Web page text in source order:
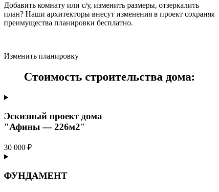
Добавить комнату или с/у, изменить размеры, отзеркалить
план? Наши архитекторы внесут изменения в проект сохраняя
преимущества планировки бесплатно.
Изменить планировку
Стоимость строительства дома:
Эскизный проект дома
"Афины — 226м2"
30 000 ₽
ФУНДАМЕНТ